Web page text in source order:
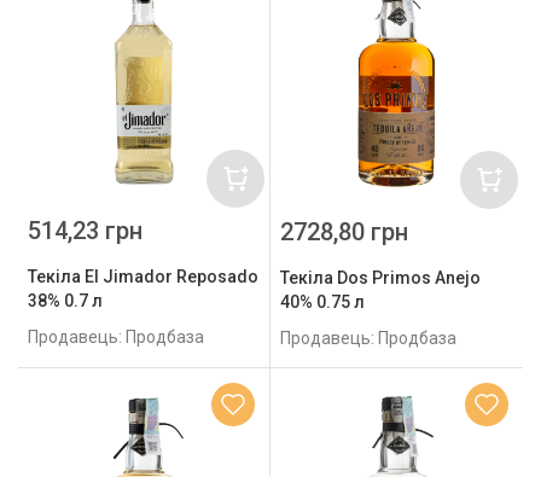
Текіла El Jimador Reposado
38% 0.7 л
Продавець: Продбаза
514,23 грн
Текіла Dos Primos Anejo
40% 0.75 л
Продавець: Продбаза
2728,80 грн